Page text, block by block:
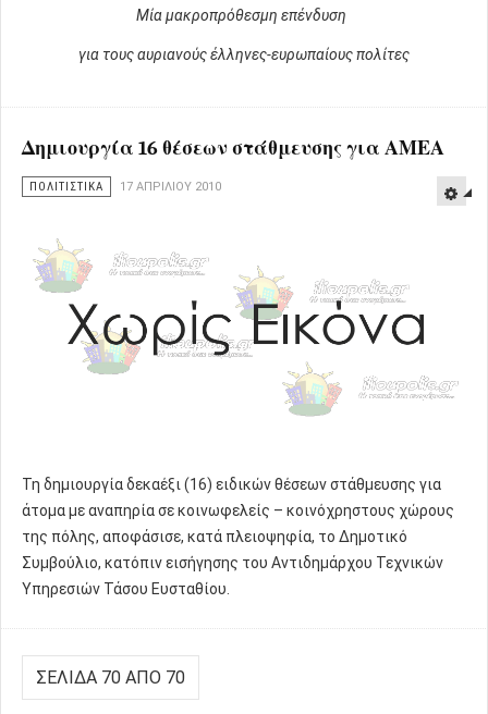
Μία μακροπρόθεσμη επένδυση
για τους αυριανούς έλληνες-ευρωπαίους πολίτες
Δημιουργία 16 θέσεων στάθμευσης για ΑΜΕΑ
ΠΟΛΙΤΙΣΤΙΚΑ 17 ΑΠΡΙΛΊΟΥ 2010
Τη δημιουργία δεκαέξι (16) ειδικών θέσεων στάθμευσης για
άτομα με αναπηρία σε κοινωφελείς – κοινόχρηστους χώρους
της πόλης, αποφάσισε, κατά πλειοψηφία, το Δημοτικό
Συμβούλιο, κατόπιν εισήγησης του Αντιδημάρχου Τεχνικών
Υπηρεσιών Τάσου Ευσταθίου.
ΣΕΛΊΔΑ 70 ΑΠΌ 70